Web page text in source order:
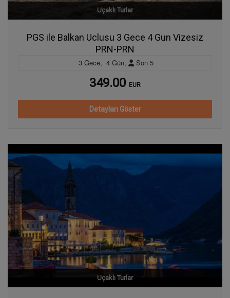
Uçaklı Turlar
PGS ile Balkan Uclusu 3 Gece 4 Gun Vizesiz
PRN-PRN
3 Gece, 4 Gün, Son 5
349.00 EUR
Detayları Göster
Uçaklı Turlar